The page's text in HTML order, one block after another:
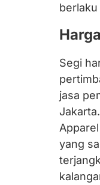
Segi
jasa
yang